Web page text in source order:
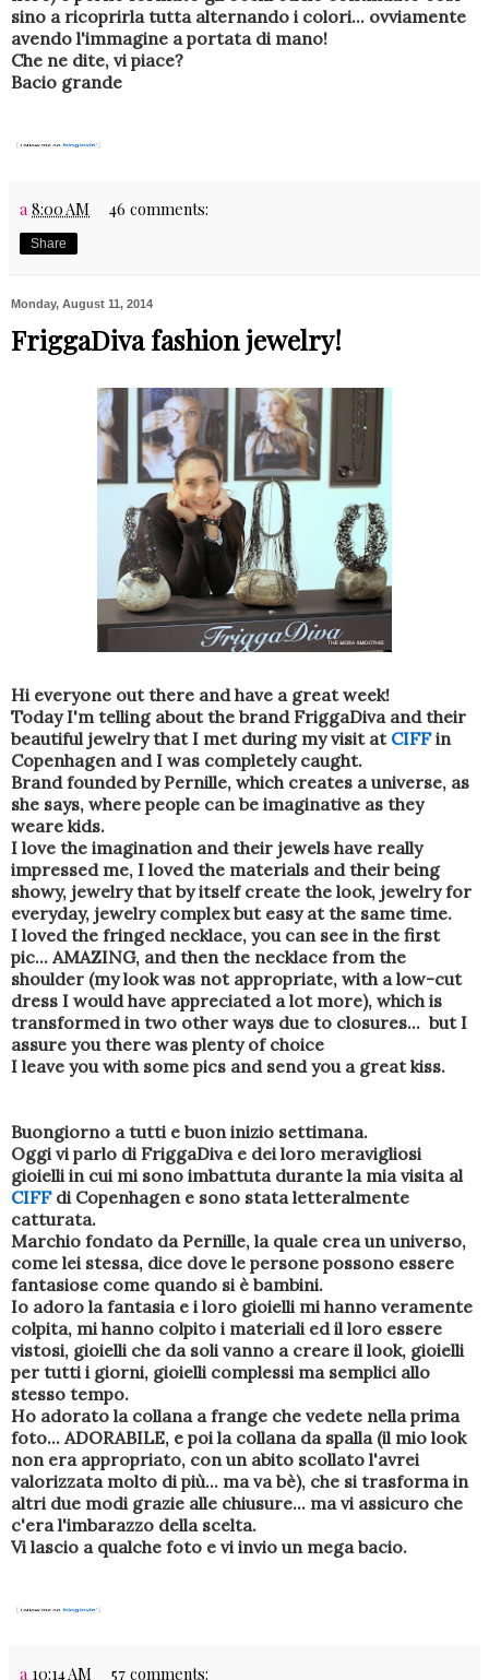
sino a ricoprirla tutta alternando i colori... ovviamente
avendo l'immagine a portata di mano!
Che ne dite, vi piace?
Bacio grande
a 8:00 AM 46 comments:
Share
Monday, August 11, 2014
FriggaDiva fashion jewelry!
Hi everyone out there and have a great week!
Today I'm telling about the brand FriggaDiva and their
beautiful jewelry that I met during my visit at CIFFin
Copenhagen and I was completely caught.
Brand founded by Pernille, which creates a universe, as
she says, where people can be imaginative as they
weare kids.
I love the imagination and their jewels have really
impressed me, I loved the materials and their being
showy, jewelry that by itself create the look, jewelry for
everyday, jewelry complex but easy at the same time.
I loved the fringed necklace, you can see in the first
pic... AMAZING, and then the necklace from the
shoulder (my look was not appropriate, with a low-cut
dress I would have appreciated a lot more), which is
transformed in two other ways due to closures... but I
assure you there was plenty of choice
I leave you with some pics and send you a great kiss.
Buongiorno a tutti e buon inizio settimana.
Oggi vi parlo di FriggaDiva e dei loro meravigliosi
gioielli in cui mi sono imbattuta durante la mia visita al
CIFFdi Copenhagen e sono stata letteralmente
catturata.
Marchio fondato da Pernille, la quale crea un universo,
come lei stessa, dice dove le persone possono essere
fantasiose come quando si è bambini.
Io adoro la fantasia e i loro gioielli mi hanno veramente
colpita, mi hanno colpito i materiali ed il loro essere
vistosi, gioielli che da soli vanno a creare il look, gioielli
per tutti i giorni, gioielli complessi ma semplici allo
stesso tempo.
Ho adorato la collana a frange che vedete nella prima
foto... ADORABILE, e poi la collana da spalla (il mio look
non era appropriato, con un abito scollato l'avrei
valorizzata molto di più... ma va bè), che si trasforma in
altri due modi grazie alle chiusure... ma vi assicuro che
c'era l'imbarazzo della scelta.
Vi lascio a qualche foto e vi invio un mega bacio.
a 10:14 AM 57 comments: